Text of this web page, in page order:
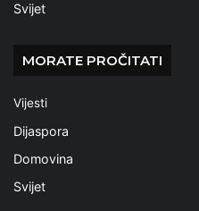
Svijet
MORATE PROČITATI
Vijesti
Dijaspora
Domovina
Svijet